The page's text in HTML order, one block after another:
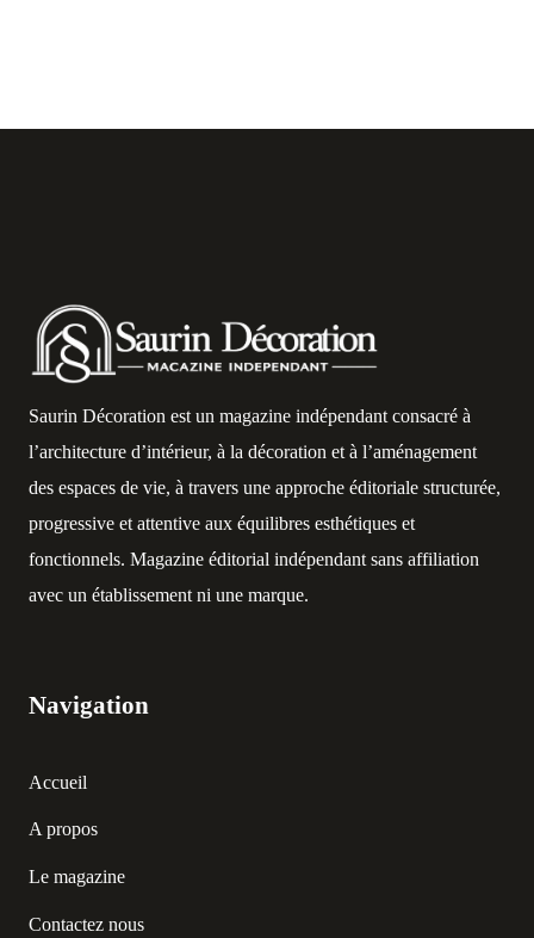
Saurin Décoration est un magazine indépendant consacré à
l’architecture d’intérieur, à la décoration et à l’aménagement
des espaces de vie, à travers une approche éditoriale structurée,
progressive et attentive aux équilibres esthétiques et
fonctionnels. Magazine éditorial indépendant sans affiliation
avec un établissement ni une marque.
Navigation
Accueil
A propos
Le magazine
Contactez nous